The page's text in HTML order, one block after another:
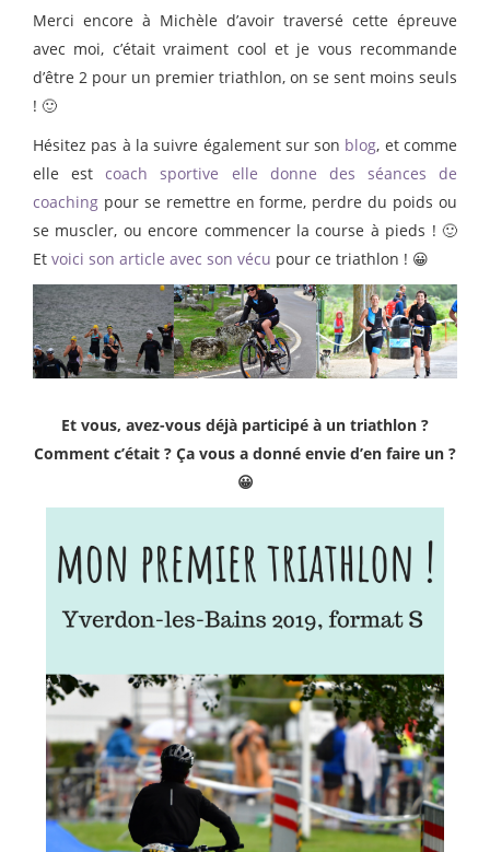
Merci encore à Michèle d’avoir traversé cette épreuve
avec moi, c’était vraiment cool et je vous recommande
d’être 2 pour un premier triathlon, on se sent moins seuls
! 🙂
Hésitez pas à la suivre également sur son blog, et comme
elle estcoach sportive elle donne des séances de
coaching pour se remettre en forme, perdre du poids ou
se muscler, ou encore commencer la course à pieds ! 🙂
Et voici son article avec son vécu pour ce triathlon ! 😀
Et vous, avez-vous déjà participé à un triathlon ?
Comment c’était ? Ça vous a donné envie d’en faire un ?
😀